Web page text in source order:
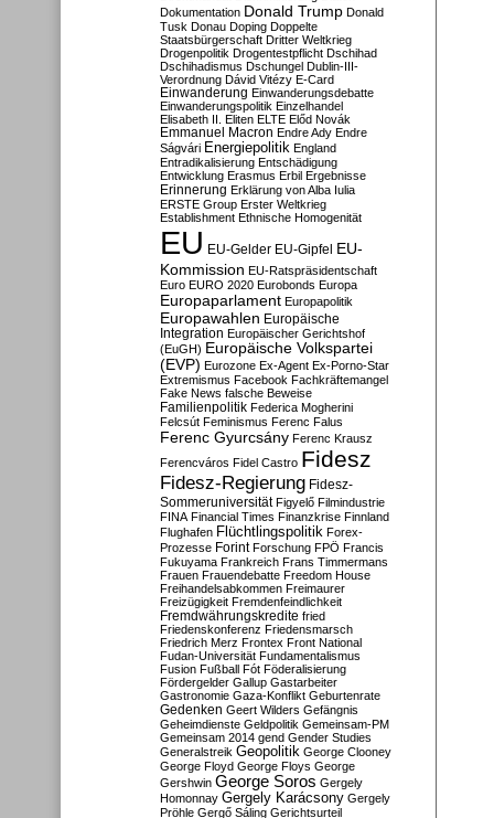
Dokumentation Donald Trump Donald
Tusk Donau Doping Doppelte
Staatsbürgerschaft Dritter Weltkrieg
Drogenpolitik Drogentestpflicht Dschihad
Dschihadismus Dschungel Dublin-III-
Verordnung Dávid Vitézy E-Card
Einwanderung Einwanderungsdebatte
Einwanderungspolitik Einzelhandel
Elisabeth II. Eliten ELTE Előd Novák
Emmanuel Macron Endre Ady Endre
Ságvári Energiepolitik England
Entradikalisierung Entschädigung
Entwicklung Erasmus Erbil Ergebnisse
Erinnerung Erklärung von Alba Iulia
ERSTE Group Erster Weltkrieg
Establishment Ethnische Homogenität
EU EU-Gelder EU-Gipfel EU-
Kommission EU-Ratspräsidentschaft
Euro EURO 2020 Eurobonds Europa
Europaparlament Europapolitik
Europawahlen Europäische
Integration Europäischer Gerichtshof
(EuGH) Europäische Volkspartei
(EVP) Eurozone Ex-Agent Ex-Porno-Star
Extremismus Facebook Fachkräftemangel
Fake News falsche Beweise
Familienpolitik Federica Mogherini
Felcsút Feminismus Ferenc Falus
Ferenc Gyurcsány Ferenc Krausz
Ferencváros Fidel Castro Fidesz
Fidesz-Regierung Fidesz-
Sommeruniversität Figyelő Filmindustrie
FINA Financial Times Finanzkrise Finnland
Flughafen Flüchtlingspolitik Forex-
Prozesse Forint Forschung FPÖ Francis
Fukuyama Frankreich Frans Timmermans
Frauen Frauendebatte Freedom House
Freihandelsabkommen Freimaurer
Freizügigkeit Fremdenfeindlichkeit
Fremdwährungskredite fried
Friedenskonferenz Friedensmarsch
Friedrich Merz Frontex Front National
Fudan-Universität Fundamentalismus
Fusion Fußball Fót Föderalisierung
Fördergelder Gallup Gastarbeiter
Gastronomie Gaza-Konflikt Geburtenrate
Gedenken Geert Wilders Gefängnis
Geheimdienste Geldpolitik Gemeinsam-PM
Gemeinsam 2014 gend Gender Studies
Generalstreik Geopolitik George Clooney
George Floyd George Floys George
Gershwin George Soros Gergely
Homonnay Gergely Karácsony Gergely
Pröhle Gergő Sáling Gerichtsurteil